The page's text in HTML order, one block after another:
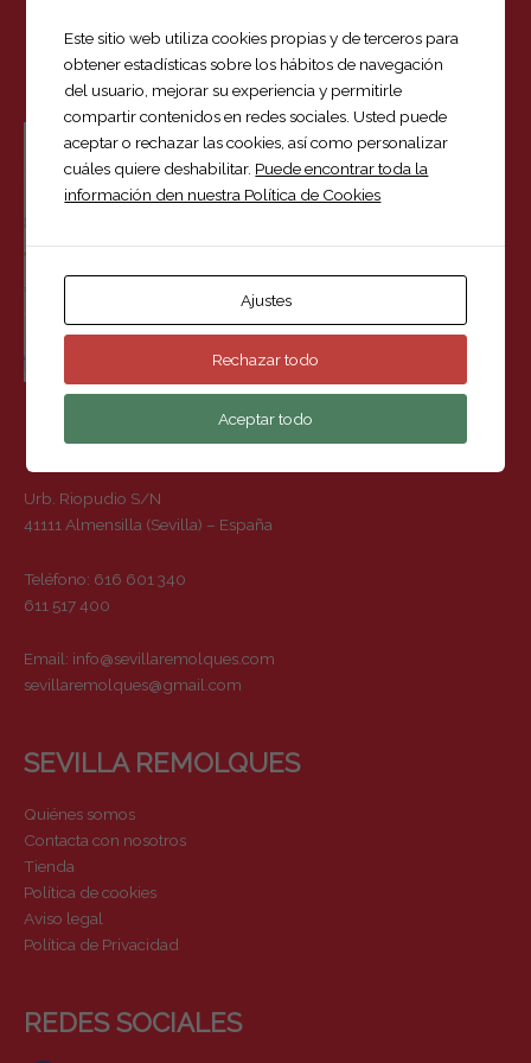
LOCALIZACIÓN
DÓNDE ESTAMOS
Urb. Riopudio S/N
41111 Almensilla (Sevilla) – España
Teléfono: 616 601 340
611 517 400
Email: info@sevillaremolques.com
sevillaremolques@gmail.com
SEVILLA REMOLQUES
Quiénes somos
Contacta con nosotros
Tienda
Política de cookies
Aviso legal
Política de Privacidad
REDES SOCIALES
Este sitio web utiliza cookies propias y de terceros para
obtener estadísticas sobre los hábitos de navegación
del usuario, mejorar su experiencia y permitirle
compartir contenidos en redes sociales. Usted puede
aceptar o rechazar las cookies, así como personalizar
cuáles quiere deshabilitar. Puede encontrar toda la
información den nuestra Política de Cookies
Ajustes
Rechazar todo
Aceptar todo